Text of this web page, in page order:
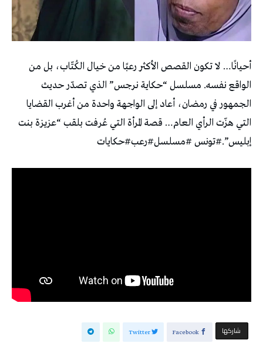
أحيانًا… لا تكون القصص الأكثر رعبًا من خيال الكُتّاب، بل من
الواقع نفسه. مسلسل “حكاية نرجس” الذي تصدّر حديث
الجمهور في رمضان، أعاد إلى الواجهة واحدة من أغرب القضايا
التي هزّت الرأي العام… قصة المرأة التي عُرفت بلقب “عزيزة بنت
إبليس”.#تونس #مسلسل#رعب#حكايات
‫‫ شاركها‬ Facebook
Twitter